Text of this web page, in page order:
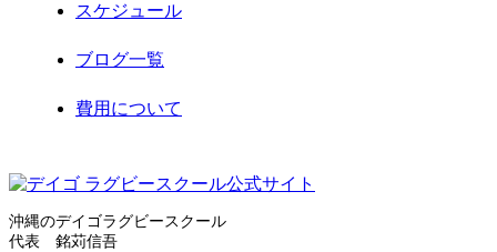
2020年11月
2020年8月
2020年7月
2020年5月
スケジュール
ブログ一覧
費用について
沖縄のデイゴラグビースクール
代表 銘苅信吾